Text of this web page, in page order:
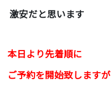
激安だと思います
本日より先着順に
ご予約を開始致しますが